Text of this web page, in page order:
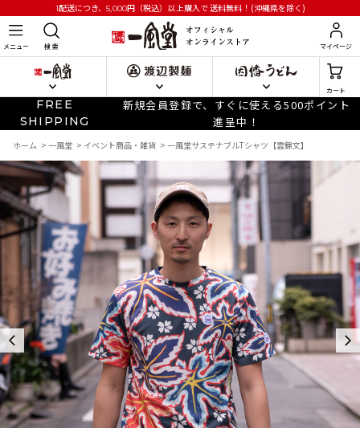
1配送につき、5,000円 （税込）以上購入で送料無料！(沖縄県を除く)
メニュー 検 索 マイページ
カート
FREE
SHIPPING
新規会員登録で、すぐに使える500ポイント
進呈中！
ホーム > 一風堂 > イベント商品・雑貨 > 一風堂サステナブルTシャツ【雲錦文】